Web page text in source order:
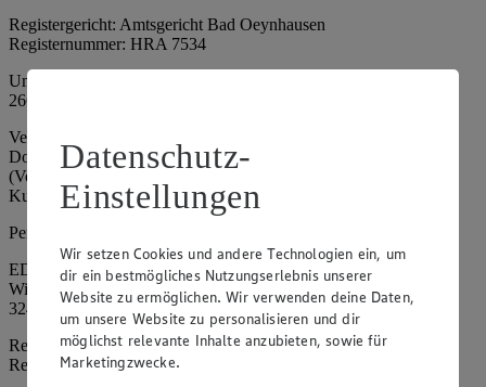
Registergericht: Amtsgericht Bad Oeynhausen
Registernummer: HRA 7534
Umsatzsteuer-Identifikationsnummer gem. § 27a UStG: DE
266067317
Vertretungsberechtigte: Mark Rosenkranz (Sprecher), Eileen
Dominique Klingsiek (Vorstandsmitglied), Ulf-U. Plath
(Vorstandsmitglied), Stephan Wohler (Vorstandsmitglied), Marc
Kuhlmann (Aufsichtsratsvorsitzender)
Persönlich haftende Gesellschafterin:
EDEKA Minden-Hannover Holding GmbH
Wittelsbacherallee 61
32427 Minden
Registergericht: Amtsgericht Bad Oeynhausen
Registernummer: HRB 4086
Datenschutz-
Einstellungen
Wir setzen Cookies und andere Technologien ein, um
dir ein bestmögliches Nutzungserlebnis unserer
Website zu ermöglichen. Wir verwenden deine Daten,
um unsere Website zu personalisieren und dir
möglichst relevante Inhalte anzubieten, sowie für
Marketingzwecke.